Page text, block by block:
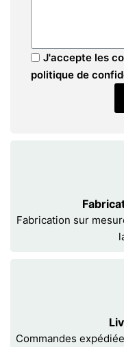
J'accepte les
politique de
Fabrication sur
Commandes